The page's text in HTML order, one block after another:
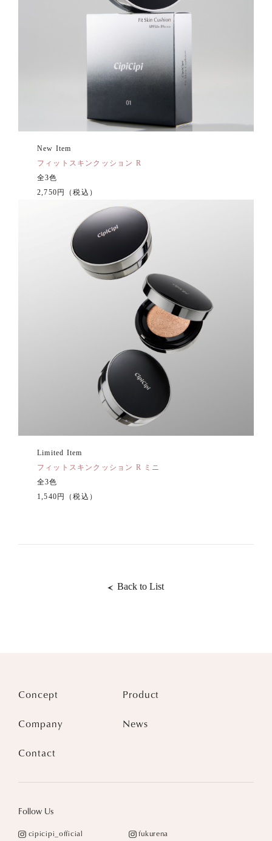
New Item
フィット スキンクッション R
全3色
2,750円（税込）
Limited Item
フィットスキンクッション R ミニ
全3色
1,540円（税込）
Back to List
Concept Product
Company News
Contact
Follow Us
cipicipi_official fukurena